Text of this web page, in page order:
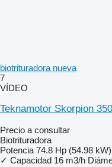
biotrituradora nueva
7
VÍDEO
Teknamotor Skorpion
Precio a consultar
Biotrituradora
Potencia 74.8 Hp (54.98 kW)
✓ Capacidad 16 m3/h